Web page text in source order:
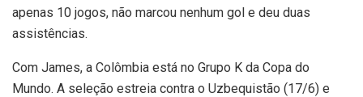
apenas 10 jogos, não marcou nenhum gol e deu duas
assistências.
Com James, a Colômbia está no Grupo K da Copa do
Mundo. A seleção estreia contra o Uzbequistão (17/6) e